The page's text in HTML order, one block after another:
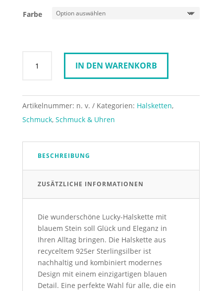
Farbe
Icons
Blue
Menge
IN DEN WARENKORB
Artikelnummer: n. v. Kategorien: Halsketten,
Schmuck, Schmuck & Uhren
BESCHREIBUNG
ZUSÄTZLICHE INFORMATIONEN
Die wunderschöne Lucky-Halskette mit
blauem Stein soll Glück und Eleganz in
Ihren Alltag bringen. Die Halskette aus
recyceltem 925er Sterlingsilber ist
nachhaltig und kombiniert modernes
Design mit einem einzigartigen blauen
Detail. Eine perfekte Wahl für alle, die ein